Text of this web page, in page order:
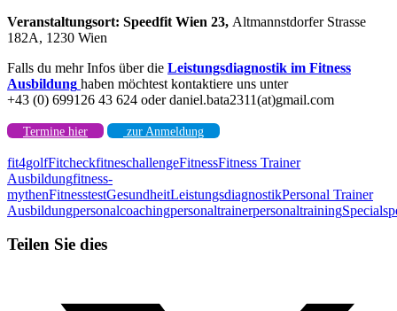
Veranstaltungsort: Speedfit Wien 23, Altmannstdorfer Strasse
182A, 1230 Wien
Falls du mehr Infos über die Leistungsdiagnostik im Fitness
Ausbildung haben möchtest kontaktiere uns unter
+43 (0) 699126 43 624 oder daniel.bata2311(at)gmail.com
Termine hier zur Anmeldung
fit4golfFitcheckfitneschallengeFitnessFitness Trainer
Ausbildungfitness-
mythenFitnesstestGesundheitLeistungsdiagnostikPersonal Trainer
AusbildungpersonalcoachingpersonaltrainerpersonaltrainingSpecial
Teilen Sie dies